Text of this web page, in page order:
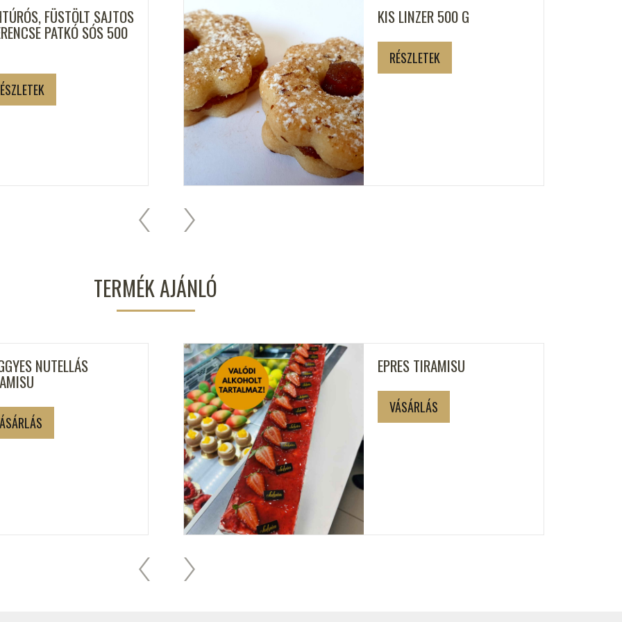
FÜSTÖLT SAJTOS
PATKÓ SÓS 500
KIS LINZER 500 G
RÉSZLETEK
TERMÉK AJÁNLÓ
NUTELLÁS EPRES TIRAMISU
VÁSÁRLÁS